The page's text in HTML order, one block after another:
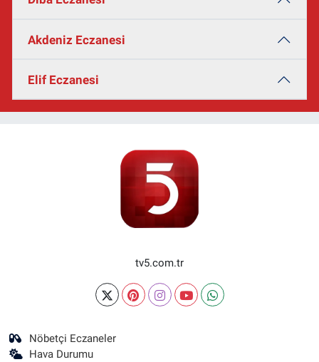
Akdeniz Eczanesi
Elif Eczanesi
tv5.com.tr
Nöbetçi Eczaneler
Hava Durumu